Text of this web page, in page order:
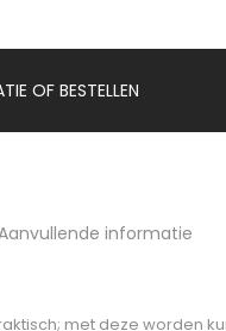
OF BESTELLEN
informatie
met deze worden